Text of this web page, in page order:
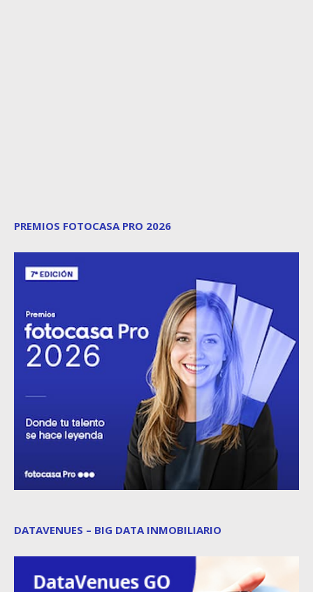
PREMIOS FOTOCASA PRO 2026
DATAVENUES – BIG DATA INMOBILIARIO